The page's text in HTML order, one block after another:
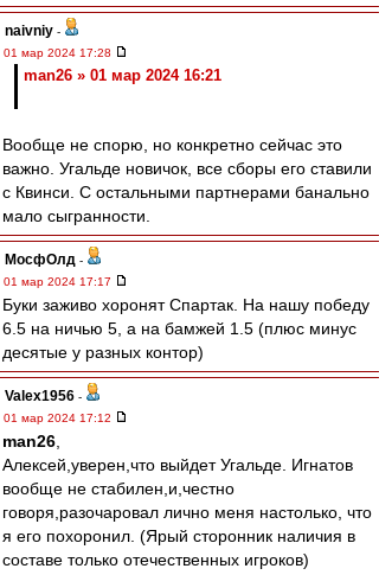
naivniy -
01 мар 2024 17:28
man26 » 01 мар 2024 16:21
Вообще не спорю, но конкретно сейчас это
важно. Угальде новичок, все сборы его ставили
с Квинси. С остальными партнерами банально
мало сыгранности.
МосфОлд -
01 мар 2024 17:17
Буки заживо хоронят Спартак. На нашу победу
6.5 на ничью 5, а на бамжей 1.5 (плюс минус
десятые у разных контор)
Valex1956 -
01 мар 2024 17:12
man26
Алексей,уверен,что выйдет Угальде. Игнатов
вообще не стабилен,и,честно
говоря,разочаровал лично меня настолько, что
я его похоронил. (Ярый сторонник наличия в
составе только отечественных игроков)